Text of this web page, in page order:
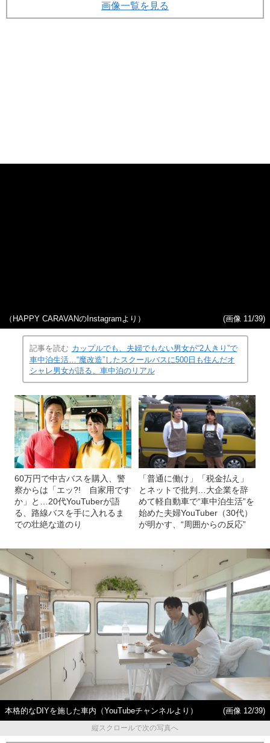
画像一覧を見る
（HAPPY CARAVANのInstagramより） (画像 11/39)
記事を読む カップルでも、夫婦でもない男女が“2人きり”で
シャレ男女が語る、車中泊のリアル
60万円で中古バスを購入、警
察からは「エッ?! 自家用です
での壮絶な道のり
「普通に働け」「税金払え」
とネットで批判…大企業を辞
が明かす、“周囲からの反応”